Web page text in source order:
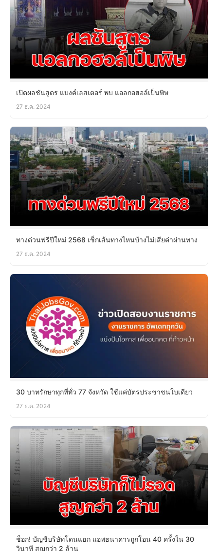
เปิดผลชันสูตร แบงค์เลสเตอร์ พบ แอลกอฮอล์เป็นพิษ
27 ธ.ค. 2024
ทางด่วนฟรีปีใหม่ 2568 เช็กเส้นทางไหนบ้างไม่เสียค่าผ่านทาง
27 ธ.ค. 2024
30 บาทรักษาทุกที่ทั่ว 77 จังหวัด ใช้แค่บัตรประชาชนใบเดียว
27 ธ.ค. 2024
ช็อก! บัญชีบริษัทโดนแฮก แอพธนาคารถูกโอน 40 ครั้งใน 30
วินาที สูญกว่า 2 ล้าน